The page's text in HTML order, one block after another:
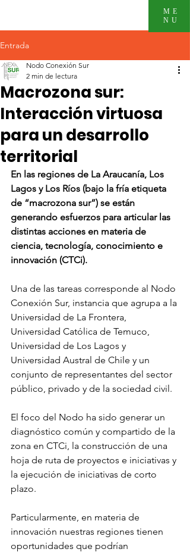
ME
NU
Entrada
Macrozona sur:
Interacción virtuosa
para un desarrollo
territorial
Nodo Conexión Sur
2 min de lectura
En las regiones de La Araucanía, Los
Lagos y Los Ríos (bajo la fría etiqueta
de “macrozona sur”) se están
generando esfuerzos para articular las
distintas acciones en materia de
ciencia, tecnología, conocimiento e
innovación (CTCi).
Una de las tareas corresponde al Nodo
Conexión Sur, instancia que agrupa a la
Universidad de La Frontera,
Universidad Católica de Temuco,
Universidad de Los Lagos y
Universidad Austral de Chile y un
conjunto de representantes del sector
público, privado y de la sociedad civil.
El foco del Nodo ha sido generar un
diagnóstico común y compartido de la
zona en CTCi, la construcción de una
hoja de ruta de proyectos e iniciativas y
la ejecución de iniciativas de corto
plazo.
Particularmente, en materia de
innovación nuestras regiones tienen
oportunidades que podrían